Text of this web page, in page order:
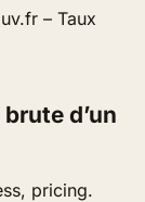
– Taux
d’un
pricing.